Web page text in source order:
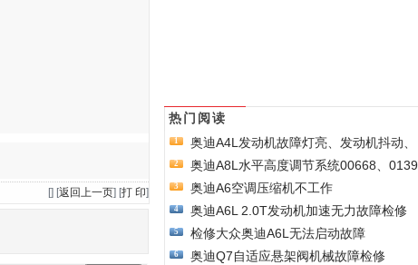
[] [返回上一页] [打 印]
热门阅读
1 奥迪A4L发动机故障灯亮、发动机抖动、
2 奥迪A8L水平高度调节系统00668、0139
3 奥迪A6空调压缩机不工作
4 奥迪A6L 2.0T发动机加速无力故障检修
5 检修大众奥迪A6L无法启动故障
6 奥迪Q7自适应悬架阀机械故障检修